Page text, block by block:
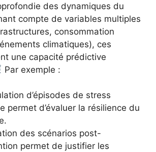
des dynamiques du
compte de variables multiples
consommation
climatiques), ces
une capacité prédictive
Par exemple :
d’épisodes de stress
permet d’évaluer la résilience du
des scénarios post-
permet de justifier les